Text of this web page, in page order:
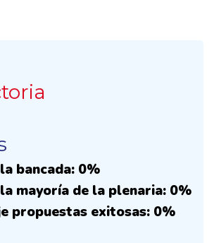
bancada: 0%
mayoría de la plenaria: 0%
propuestas exitosas: 0%